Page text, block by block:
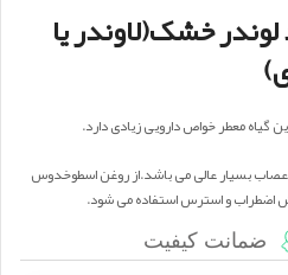
خشک(لاوندر یا
گیاه معطر خواص دارویی زیادی دارد.
بسیار عالی می باشد.از روغن اسطوخدوس
اضطراب و استرس استفاده می شود.
ضمانت کیفیت